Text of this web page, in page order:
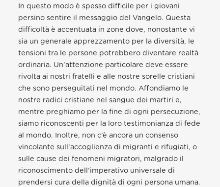
In questo modo è spesso difficile per i giovani
persino sentire il messaggio del Vangelo. Questa
difficoltà è accentuata in zone dove, nonostante vi
sia un generale apprezzamento per la diversità, le
tensioni tra le persone potrebbero diventare realtà
ordinaria. Un’attenzione particolare deve essere
rivolta ai nostri fratelli e alle nostre sorelle cristiani
che sono perseguitati nel mondo. Affondiamo le
nostre radici cristiane nel sangue dei martiri e,
mentre preghiamo per la fine di ogni persecuzione,
siamo riconoscenti per la loro testimonianza di fede
al mondo. Inoltre, non c’è ancora un consenso
vincolante sull’accoglienza di migranti e rifugiati, o
sulle cause dei fenomeni migratori, malgrado il
riconoscimento dell’imperativo universale di
prendersi cura della dignità di ogni persona umana.